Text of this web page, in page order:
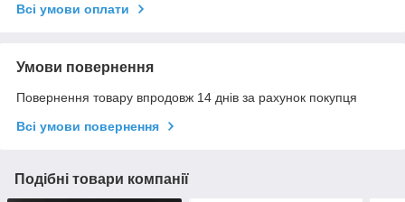
Всі умови оплати
Умови повернення
Повернення товару впродовж 14 днів за рахунок покупця
Всі умови повернення
Подібні товари компанії